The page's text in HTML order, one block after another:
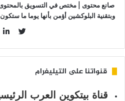
صانع محتوى | مختص في التسويق بالمحتوى
وبتقنية البلوكشين أؤمن بأنها يوما ما
قنواتنا على التيليغرام
قناة بيتكوين العرب